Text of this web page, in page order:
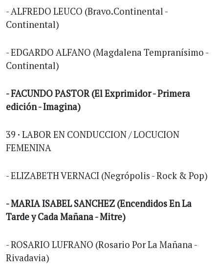
- ALFREDO LEUCO (Bravo.Continental -
Continental)
- EDGARDO ALFANO (Magdalena Tempranísimo -
Continental)
- FACUNDO PASTOR (El Exprimidor - Primera
edición - Imagina)
39 · LABOR EN CONDUCCION / LOCUCION
FEMENINA
- ELIZABETH VERNACI (Negrópolis - Rock & Pop)
- MARIA ISABEL SANCHEZ (Encendidos En La
Tarde y Cada Mañana - Mitre)
- ROSARIO LUFRANO (Rosario Por La Mañana -
Rivadavia)